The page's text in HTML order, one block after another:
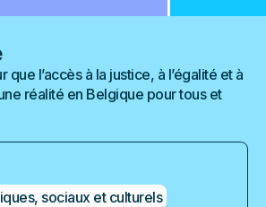
que l’accès à la justice, à l’égalité et à
réalité en Belgique pour tous et
sociaux et culturels